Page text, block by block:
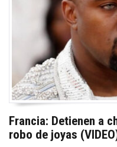
Francia: Detienen a
robo de joyas